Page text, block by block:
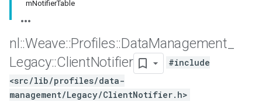
mNotifierTable
nl ::Weave::Profiles::DataManagement
Legacy::ClientNotifier
#include
<src/lib/profiles/data-
management/Legacy/ClientNotifier.h>